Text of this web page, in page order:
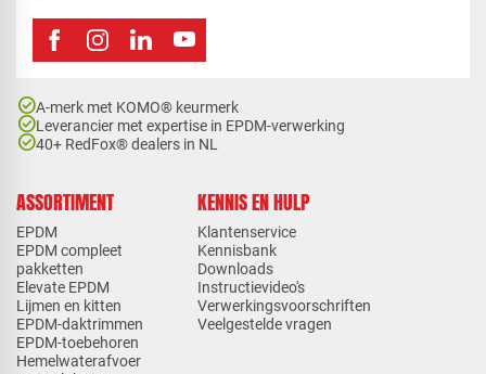
ASSORTIMENT
EPDM
EPDM compleet
pakketten
Elevate EPDM
Lijmen en kitten
EPDM-daktrimmen
EPDM-toebehoren
Hemelwaterafvoer
KENNIS EN HULP
Klantenservice
Kennisbank
Downloads
Instructievideo's
Verwerkingsvoorschriften
Veelgestelde vragen
check_circleA-merk met KOMO® keurmerk
check_circleLeverancier met expertise in EPDM-verwerking
check_circle40+ RedFox® dealers in NL